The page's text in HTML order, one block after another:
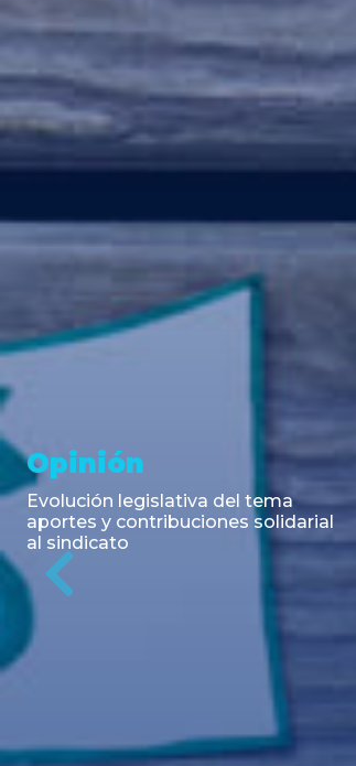
Asesoramiento y
Transacciones
Co-Emisión de Obligaciones
Negociables por US$400.000.000
de Petroquímica Comodoro
Rivadavia S.A. y Luz de Tres Picos
Previous